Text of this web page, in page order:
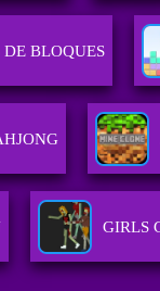
DE BLOQUES
GIRLS